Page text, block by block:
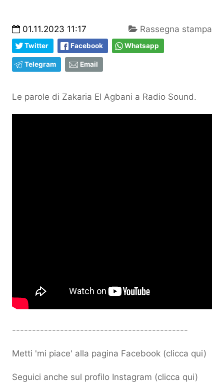
01.11.2023 11:17 Rassegna stampa
Twitter Facebook Whatsapp
Telegram Email
Le parole di Zakaria El Agbani a Radio Sound.
--------------------------------------------
Metti 'mi piace' alla pagina Facebook (clicca qui)
Seguici anche sul profilo Instagram (clicca qui)